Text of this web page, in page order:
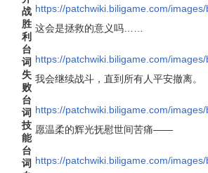
战 https://patchwiki.biligame.com/
胜
利
台
词
这会是拯救的意义吗……
https://patchwiki.biligame.com/
失
败
台
词
我会继续战斗，直到所有人平安撤离。
https://patchwiki.biligame.com/
技
能
台
词
愿温柔的辉光抚慰世间苦痛——
https://patchwiki.biligame.com/